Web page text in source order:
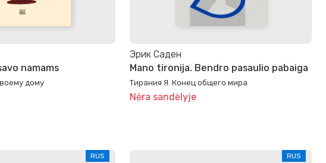
namams
дому
Эрик Саден
Mano tironija. Bendro pasaulio pabaiga
Тирания Я. Конец общего мира
Nėra sandėlyje
RUS RUS